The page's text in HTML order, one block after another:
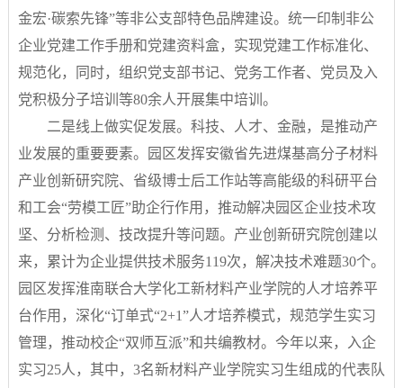
金宏·碳索先锋”等非公支部特色品牌建设。统一印制非公
企业党建工作手册和党建资料盒，实现党建工作标准化、
规范化，同时，组织党支部书记、党务工作者、党员及入
党积极分子培训等80余人开展集中培训。
二是线上做实促发展。科技、人才、金融，是推动产
业发展的重要要素。园区发挥安徽省先进煤基高分子材料
产业创新研究院、省级博士后工作站等高能级的科研平台
和工会“劳模工匠”助企行作用，推动解决园区企业技术攻
坚、分析检测、技改提升等问题。产业创新研究院创建以
来，累计为企业提供技术服务119次，解决技术难题30个。
园区发挥淮南联合大学化工新材料产业学院的人才培养平
台作用，深化“订单式“2+1”人才培养模式，规范学生实习
管理，推动校企“双师互派”和共编教材。今年以来，入企
实习25人，其中，3名新材料产业学院实习生组成的代表队